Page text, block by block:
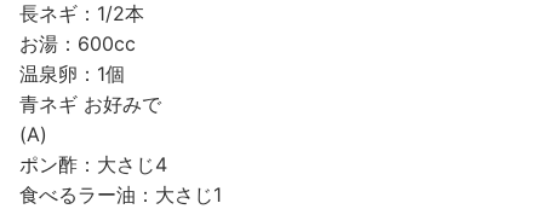
長ネギ：1/2本
お湯：600cc
温泉卵：1個
青ネギ お好みで
(A)
ポン酢：大さじ4
食べるラー油：大さじ1